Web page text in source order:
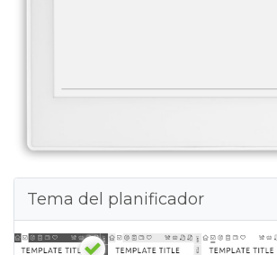
Tema del planificador